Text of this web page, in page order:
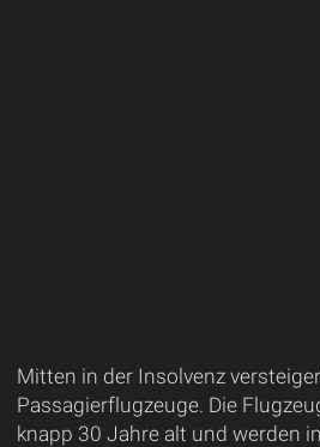
Mitten in der Insolvenz
Passagierflugzeuge. Die
knapp 30 Jahre alt und werden